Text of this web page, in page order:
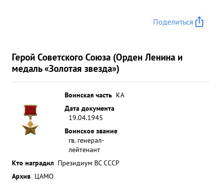
Поделиться
Герой Советского Союза (Орден Ленина и
медаль «Золотая звезда»)
Воинская часть КА
Дата документа
19.04.1945
Воинское звание
гв. генерал-
лейтенант
Кто наградил Президиум ВС СССР
Архив ЦАМО